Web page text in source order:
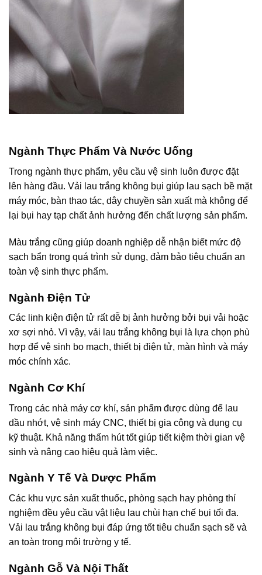
Ngành Thực Phẩm Và Nước Uống
Trong ngành thực phẩm, yêu cầu vệ sinh luôn được đặt
lên hàng đầu. Vải lau trắng không bụi giúp lau sạch bề mặt
máy móc, bàn thao tác, dây chuyền sản xuất mà không để
lại bụi hay tạp chất ảnh hưởng đến chất lượng sản phẩm.
Màu trắng cũng giúp doanh nghiệp dễ nhận biết mức độ
sạch bẩn trong quá trình sử dụng, đảm bảo tiêu chuẩn an
toàn vệ sinh thực phẩm.
Ngành Điện Tử
Các linh kiện điện tử rất dễ bị ảnh hưởng bởi bụi vải hoặc
xơ sợi nhỏ. Vì vậy, vải lau trắng không bụi là lựa chọn phù
hợp để vệ sinh bo mạch, thiết bị điện tử, màn hình và máy
móc chính xác.
Ngành Cơ Khí
Trong các nhà máy cơ khí, sản phẩm được dùng để lau
dầu nhớt, vệ sinh máy CNC, thiết bị gia công và dụng cụ
kỹ thuật. Khả năng thấm hút tốt giúp tiết kiệm thời gian vệ
sinh và nâng cao hiệu quả làm việc.
Ngành Y Tế Và Dược Phẩm
Các khu vực sản xuất thuốc, phòng sạch hay phòng thí
nghiệm đều yêu cầu vật liệu lau chùi hạn chế bụi tối đa.
Vải lau trắng không bụi đáp ứng tốt tiêu chuẩn sạch sẽ và
an toàn trong môi trường y tế.
Ngành Gỗ Và Nội Thất